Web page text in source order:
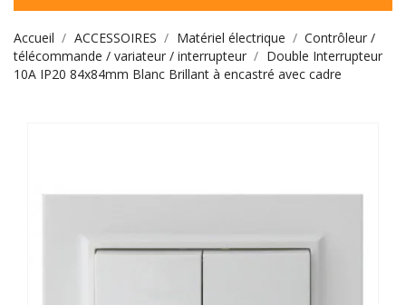
Accueil ACCESSOIRES Matériel électrique
Contrôleur /
télécommande / variateur / interrupteur
Double Interrupteur
10A IP20 84x84mm Blanc Brillant à encastré avec cadre